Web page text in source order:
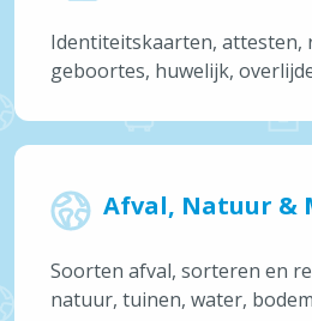
Identiteitskaarten, attesten,
geboortes, huwelijk,
Afval, Natuur &
Soorten afval, sorteren en
natuur, tuinen, water,